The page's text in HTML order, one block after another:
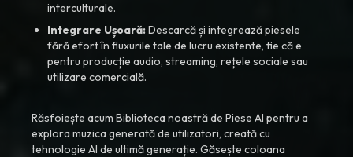
interculturale.
Integrare Ușoară:Descarcă și integrează piesele
fără efort în fluxurile tale de lucru existente, fie că e
pentru producție audio, streaming, rețele sociale sau
utilizare comercială.
Răsfoiește acum Biblioteca noastră de Piese AI pentru a
explora muzica generată de utilizatori, creată cu
tehnologie AI de ultimă generație. Găsește coloana